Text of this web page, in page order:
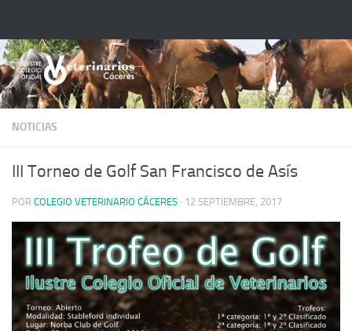
NOTICIAS
III Torneo de Golf San Francisco de Asís
POR COLEGIO VETERINARIO CÁCERES · 12 SEPTIEMBRE, 2017